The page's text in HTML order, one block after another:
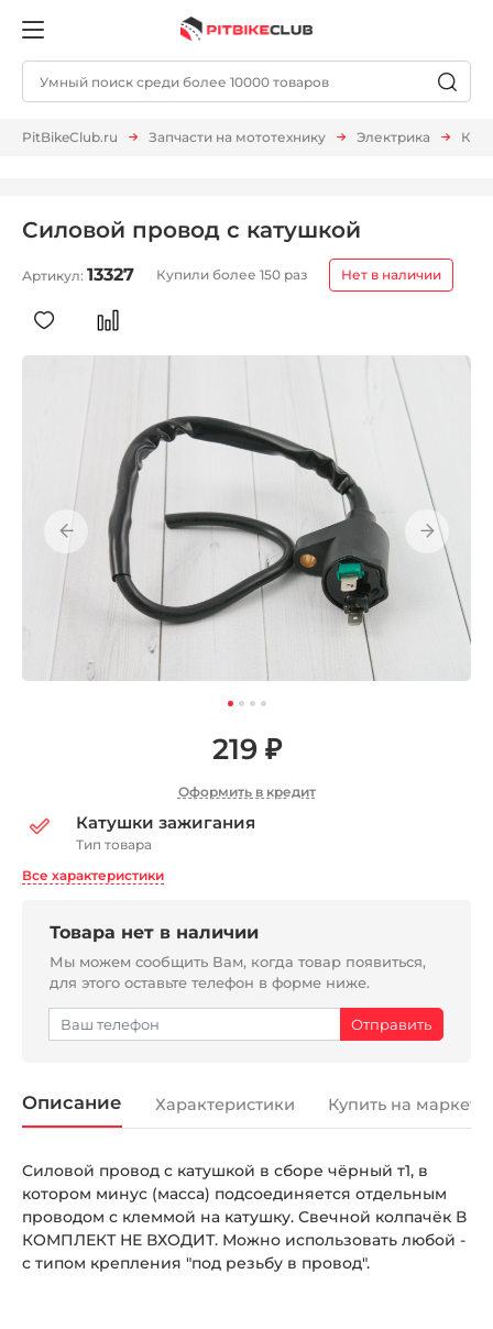
PitBikeClub.ru Запчасти на мототехнику Электрика
Силовой провод с катушкой
Артикул: 13327 Купили более 150 раз Нет в наличии
219 ₽
Оформить в кредит
Катушки зажигания
Тип товара
Все характеристики
Товара нет в наличии
Мы можем сообщить Вам, когда товар появиться,
для этого оставьте телефон в форме ниже.
Описание Характеристики Купить на
Силовой провод с катушкой в сборе чёрный т1, в
котором минус (масса) подсоединяется отдельным
проводом с клеммой на катушку. Свечной колпачёк В
КОМПЛЕКТ НЕ ВХОДИТ. Можно использовать любой -
с типом крепления "под резьбу в провод".